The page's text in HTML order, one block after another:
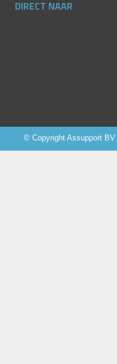
DIRECT NAAR
© Copyright Assupport BV